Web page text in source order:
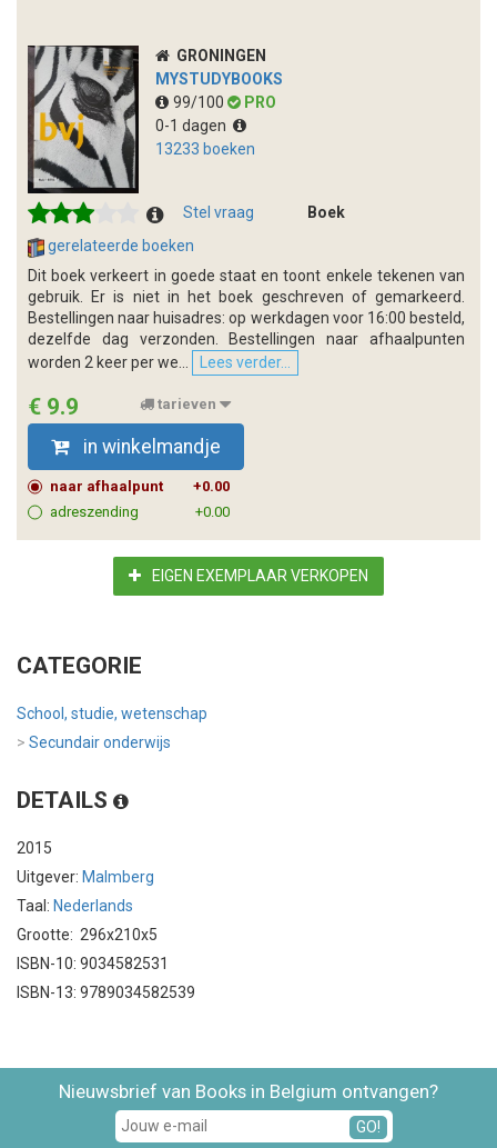
GRONINGEN
MYSTUDYBOOKS
99/100
PRO
0-1 dagen
13233 boeken
Stel vraag
Boek
gerelateerde boeken
Dit boek verkeert in goede staat en toont enkele tekenen van
gebruik. Er is niet in het boek geschreven of gemarkeerd.
Bestellingen naar huisadres: op werkdagen voor 16:00 besteld,
dezelfde dag verzonden. Bestellingen naar afhaalpunten
worden 2 keer per we...
Lees verder...
€ 9.9 tarieven
in winkelmandje
naar afhaalpunt
+0.00
adreszending
+0.00
EIGEN EXEMPLAAR VERKOPEN
CATEGORIE
School, studie, wetenschap
> Secundair onderwijs
DETAILS
2015
Uitgever: Malmberg
Taal: Nederlands
Grootte: 296x210x5
ISBN-10: 9034582531
ISBN-13: 9789034582539
Nieuwsbrief van Books in Belgium ontvangen?
GO!